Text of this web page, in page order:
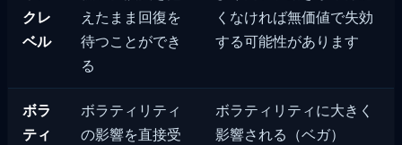
クレ
ベル
えたまま回復を
待つことができ
る
くなければ無価値で失効
する可能性があります
ボラ
ティ
ボラティリティ
の影響を直接受
ボラティリティに大きく
影響される（ベガ）